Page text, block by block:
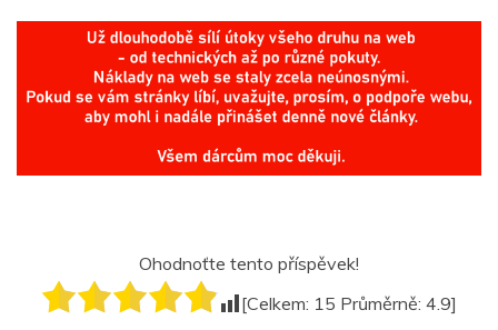
Ohodnoťte tento příspěvek!
[Celkem: 15 Průměrně: 4.9]